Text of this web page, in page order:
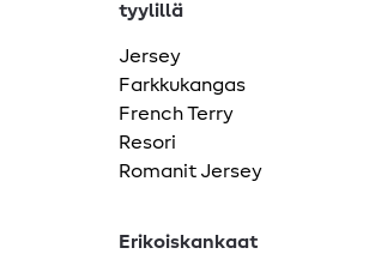
tyylillä
Jersey
Farkkukangas
French Terry
Resori
Romanit Jersey
Erikoiskankaat